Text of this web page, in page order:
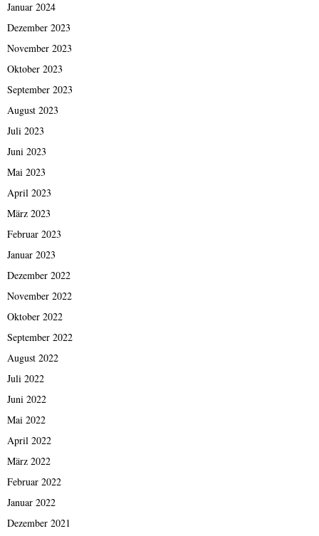
Januar 2024
Dezember 2023
November 2023
Oktober 2023
September 2023
August 2023
Juli 2023
Juni 2023
Mai 2023
April 2023
März 2023
Februar 2023
Januar 2023
Dezember 2022
November 2022
Oktober 2022
September 2022
August 2022
Juli 2022
Juni 2022
Mai 2022
April 2022
März 2022
Februar 2022
Januar 2022
Dezember 2021